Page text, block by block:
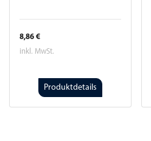
8,86 €
inkl. MwSt.
Produktdetails